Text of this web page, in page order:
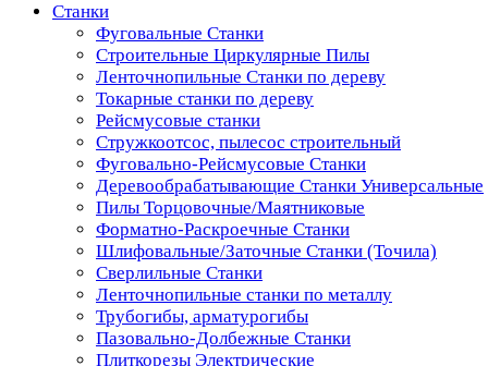
Станки
Фуговальные Станки
Строительные Циркулярные Пилы
Ленточнопильные Станки по дереву
Токарные станки по дереву
Рейсмусовые станки
Стружкоотсос, пылесос строительный
Фуговально-Рейсмусовые Станки
Деревообрабатывающие Станки Универсальные
Пилы Торцовочные/Маятниковые
Форматно-Раскроечные Станки
Шлифовальные/Заточные Станки (Точила)
Сверлильные Станки
Ленточнопильные станки по металлу
Трубогибы, арматурогибы
Пазовально-Долбежные Станки
Плиткорезы Электрические